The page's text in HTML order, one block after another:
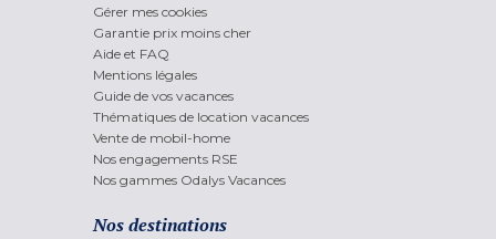
Gérer mes cookies
Garantie prix moins cher
Aide et FAQ
Mentions légales
Guide de vos vacances
Thématiques de location vacances
Vente de mobil-home
Nos engagements RSE
Nos gammes Odalys Vacances
Nos destinations